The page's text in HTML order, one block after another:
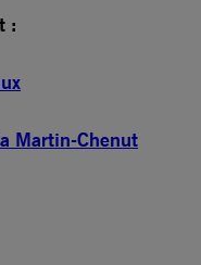
:
Martin-Chenut